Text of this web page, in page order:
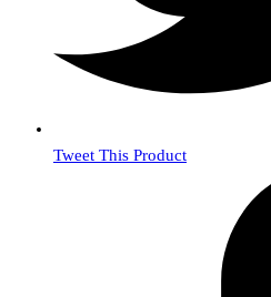
Tweet This Product